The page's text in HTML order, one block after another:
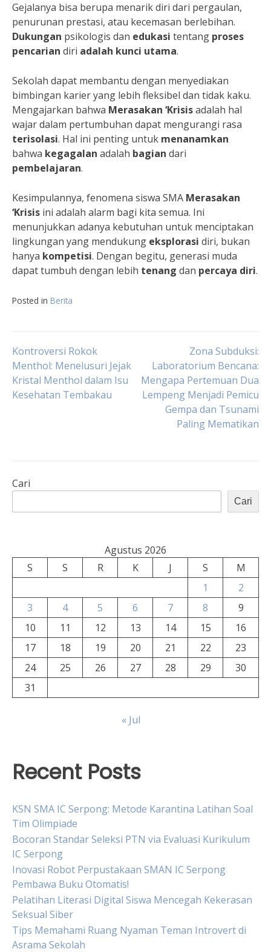
Gejalanya bisa berupa menarik diri dari pergaulan,
penurunan prestasi, atau kecemasan berlebihan.
Dukungan psikologis dan edukasi tentang proses
pencarian diri adalah kunci utama.
Sekolah dapat membantu dengan menyediakan
bimbingan karier yang lebih fleksibel dan tidak kaku.
Mengajarkan bahwa Merasakan ‘Krisisadalah hal
wajar dalam pertumbuhan dapat mengurangi rasa
terisolasi. Hal ini penting untuk menanamkan
bahwa kegagalan adalah bagian dari
pembelajaran.
Kesimpulannya, fenomena siswa SMA Merasakan
‘Krisis ini adalah alarm bagi kita semua. Ini
menunjukkan adanya kebutuhan untuk menciptakan
lingkungan yang mendukung eksplorasi diri, bukan
hanya kompetisi. Dengan begitu, generasi muda
dapat tumbuh dengan lebih tenang dan percaya diri.
Posted in Berita
Navigasi
pos
Kontroversi Rokok
Menthol: Menelusuri Jejak
Kristal Menthol dalam Isu
Kesehatan Tembakau
Zona Subduksi:
Laboratorium Bencana:
Mengapa Pertemuan Dua
Lempeng Menjadi Pemicu
Gempa dan Tsunami
Paling Mematikan
Cari
Cari
Agustus 2026
S
S R K J S
M
1
2
3
4 5 6 7 8
9
10
11 12 13 14 15
16
17
18 19 20 21 22
23
24
25 26 27 28 29
30
31
« Jul
Recent Posts
KSN SMA IC Serpong: Metode Karantina Latihan Soal
Tim Olimpiade
Bocoran Standar Seleksi PTN via Evaluasi Kurikulum
IC Serpong
Inovasi Robot Perpustakaan SMAN IC Serpong
Pembawa Buku Otomatis!
Pelatihan Literasi Digital Siswa Mencegah Kekerasan
Seksual Siber
Tips Memahami Ruang Nyaman Teman Introvert di
Asrama Sekolah